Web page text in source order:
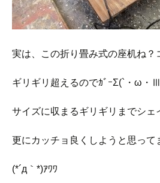
実は、この折り畳み式の座机ね？
ギリギリ超えるのでｶﾞｰΣ(`・ω・
サイズに収まるギリギリまでシェ
更にカッチョ良くしようと思って
(*´д｀*)ｱﾜﾜ